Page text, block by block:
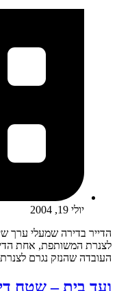
יולי 19, 2004
הדייר בדירה שמעלי ערך
לצנרת המשותפת, אחת
העובדה שהנזק נגרם
ועד בית – שטח